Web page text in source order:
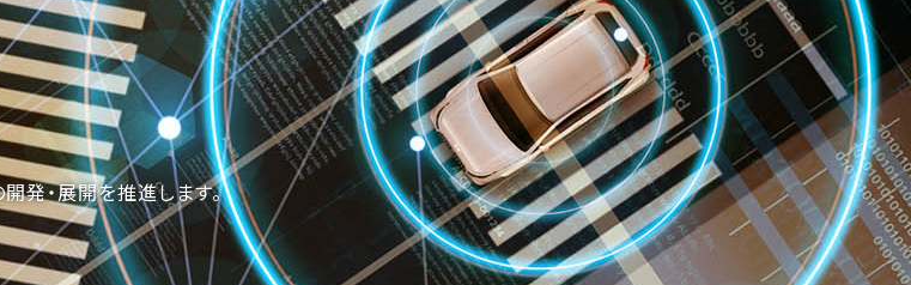
発・展開を推進します。